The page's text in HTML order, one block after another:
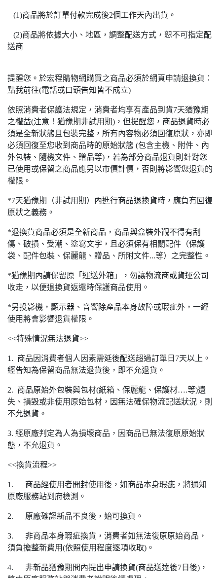
(1)商品將於訂單付款完成後2個工作天內出貨。
(2)商品將依據大小、地區，調整配送方式，恕不可指定配
送商
提醒您。於宏程購物網購買之商品必須於網頁申請退換貨：
點我前往(電話或口頭告知皆不成立)
依照消費者保護法規定，消費者均享有產品到貨7天猶豫期
之權益(注意！猶豫期非試用期)，但提醒您，商品退貨時必
須是全新狀態且包裝完整，所有內容物必須回復原狀，亦即
必須回復至您收到商品時的原始狀態 (包含主機、附件、內
外包裝、隨機文件、贈品等)，若為部分商品退貨則針對您
已使用或保留之商品應另以市價計價，否則將影響您退貨的
權限。
*7天猶豫期（非試用期）內進行商品退換貨時，應負有回復
原狀之義務。
*退換貨商品必須是全新商品，商品與盒裝外觀不得有刮
傷、破損、受潮、塗寫文字，且必須保有相關配件（保護
袋、配件包裝、保麗龍、贈品、所附文件...等）之完整性。
*猶豫期內請保留原「運送外箱」，勿讓物流商或貨運公司
收走，以便退換貨返還時保護商品使用。
*另投影機，顯示器、音響除產品本身故障或瑕疵外，一經
使用將會影響退貨權限。
<<特殊情況無法退貨>>
1. 商品因消費者個人因素需延後配送超過訂單日7天以上。
經告知為保留商品無法退貨後，即不允退貨。
2. 商品原始外包裝與包材(紙箱、保麗龍、保護材….等)遺
失、損毀或非使用原始包材，因無法確保物流配送狀況，則
不允退貨。
3. 經原廠判定為人為損壞商品，因商品已無法復原原始狀
態，不允退貨。
<<換貨流程>>
1. 商品經使用者開封使用後，如商品本身瑕疵，將通知
原廠服務站到府檢測。
2. 原廠確認新品不良後，始可換貨。
3. 非商品本身瑕疵換貨，消費者如無法復原原始商品，
須負擔整新費用(依照使用程度逐項收取)。
4. 非新品猶豫期間內提出申請換貨(商品送達後7日後)，